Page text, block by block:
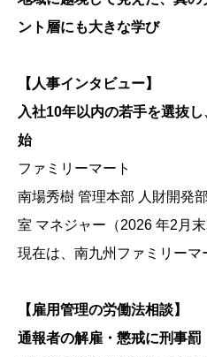
ント層にも大きな学び
【人事インタビュー】
入社10年以内の若手を選抜
始
ファミリーマート
南場秀樹 管理本部 人財開発
室 マネジャー（2026 年2月末
現在は、南九州ファミリーマ
【雇用管理の労働法相談】
通報者の解雇・懲戒に刑事罰